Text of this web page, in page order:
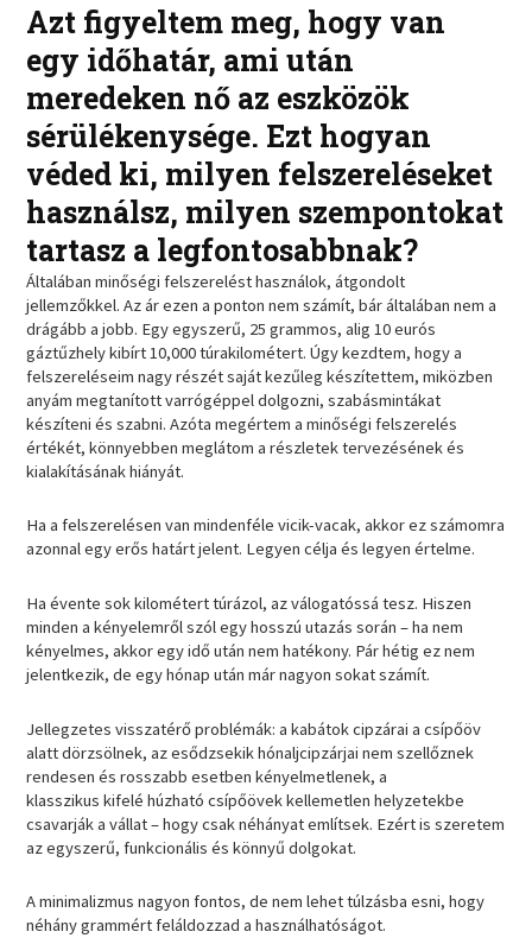
Azt figyeltem meg, hogy van
egy időhatár, ami után
meredeken nő az eszközök
sérülékenysége. Ezt hogyan
véded ki, milyen felszereléseket
használsz, milyen szempontokat
tartasz a legfontosabbnak?
Általában minőségi felszerelést használok, átgondolt
jellemzőkkel. Az ár ezen a ponton nem számít, bár általában nem a
drágább a jobb. Egy egyszerű, 25 grammos, alig 10 eurós
gáztűzhely kibírt 10,000 túrakilométert. Úgy kezdtem, hogy a
felszereléseim nagy részét saját kezűleg készítettem, miközben
anyám megtanított varrógéppel dolgozni, szabásmintákat
készíteni és szabni. Azóta megértem a minőségi felszerelés
értékét, könnyebben meglátom a részletek tervezésének és
kialakításának hiányát.
Ha a felszerelésen van mindenféle vicik-vacak, akkor ez számomra
azonnal egy erős határt jelent. Legyen célja és legyen értelme.
Ha évente sok kilométert túrázol, az válogatóssá tesz. Hiszen
minden a kényelemről szól egy hosszú utazás során – ha nem
kényelmes, akkor egy idő után nem hatékony. Pár hétig ez nem
jelentkezik, de egy hónap után már nagyon sokat számít.
Jellegzetes visszatérő problémák: a kabátok cipzárai a csípőöv
alatt dörzsölnek, az esődzsekik hónaljcipzárjai nem szellőznek
rendesen és rosszabb esetben kényelmetlenek, a
klasszikus kifelé húzható csípőövek kellemetlen helyzetekbe
csavarják a vállat – hogy csak néhányat említsek. Ezért is szeretem
az egyszerű, funkcionális és könnyű dolgokat.
A minimalizmus nagyon fontos, de nem lehet túlzásba esni, hogy
néhány grammért feláldozzad a használhatóságot.